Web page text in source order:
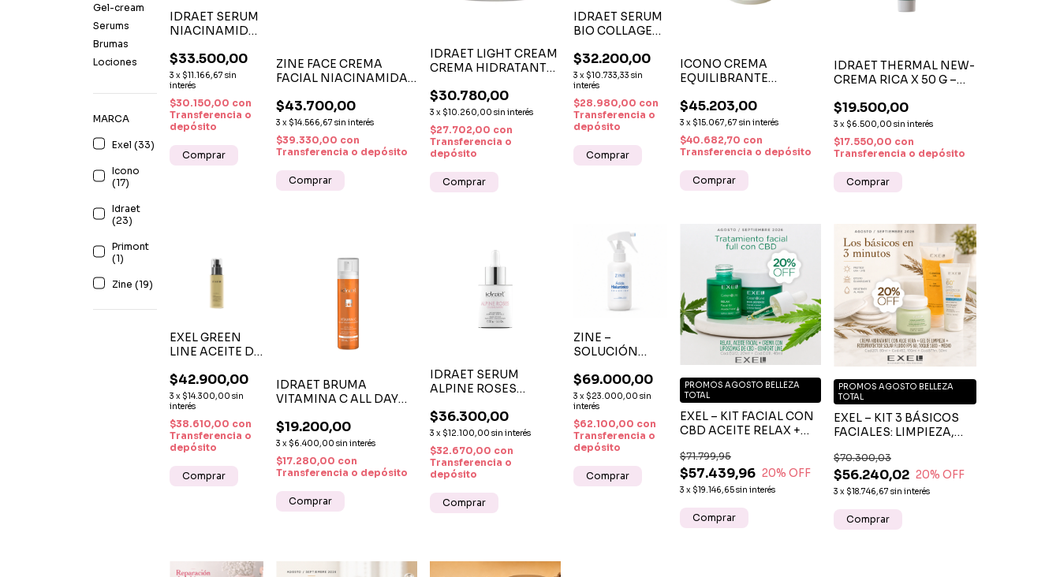
Gel-cream
Serums
Brumas
Lociones
MARCA
Exel (33)
Icono
(17)
Idraet
(23)
Primont
(1)
Zine (19)
IDRAET SERUM
NIACINAMIDA
- CONTROL,
LUMINOSIDAD
Y REPARACIÓN
$33.500,00
3 x $11.166,67 sin
interés
$30.150,00 con
Transferencia o
depósito
ZINE FACE CREMA
FACIAL NIACINAMIDA
CUIDADO
ANTIOXIDANTE Y
UNIFICADOR DEL TONO
$43.700,00
3 x $14.566,67 sin interés
$39.330,00 con
Transferencia o depósito
IDRAET LIGHT CREAM
CREMA HIDRATANTE
$30.780,00
3 x $10.260,00 sin interés
$27.702,00 con
Transferencia o
depósito
IDRAET SERUM
BIO COLLAGEN
FIRMEZA,
HIDRATACIÓN
Y JUVENTUD
PARA TU PIEL
$32.200,00
3 x $10.733,33 sin
interés
$28.980,00 con
Transferencia o
depósito
ICONO CREMA
EQUILIBRANTE
CERAMIDAS ÁCIDO
LÁCTICO UREA X 250 G
$45.203,00
3 x $15.067,67 sin interés
$40.682,70 con
Transferencia o depósito
IDRAET THERMAL NEW-
CREMA RICA X 50 G –
HIDRATANTE Y
CALMANTE PARA
PIELES SENSIBLES
$19.500,00
3 x $6.500,00 sin interés
$17.550,00 con
Transferencia o depósito
EXEL GREEN
LINE ACEITE DE
FACIAL X 100
ML – LIMPIEZA
NATURAL,
SUAVE E
HIDRATANTE
$42.900,00
3 x $14.300,00 sin
interés
$38.610,00 con
Transferencia o
depósito
IDRAET BRUMA
VITAMINA C ALL DAY
100 ML - HIDRATACIÓN
Y LUMINOSIDAD
INSTANTÁNEA
$19.200,00
3 x $6.400,00 sin interés
$17.280,00 con
Transferencia o depósito
IDRAET SERUM
ALPINE ROSES
HIDRATANTE
ANTIAGE FACIAL X 50
ML
$36.300,00
3 x $12.100,00 sin interés
$32.670,00 con
Transferencia o
depósito
ZINE –
SOLUCIÓN
HIALURÓNICO
200 ML
HIDRATANTE
FACIAL
$69.000,00
3 x $23.000,00 sin
interés
$62.100,00 con
Transferencia o
depósito
EXEL – KIT FACIAL CON
CBD ACEITE RELAX +
$57.439,96
$71.799,95
20% OFF
3 x $19.146,65sin interés
PROMOS AGOSTO BELLEZA
TOTAL
EXEL – KIT 3 BÁSICOS
FACIALES: LIMPIEZA,
PROTECCIÓN SOLAR
FPS 60
$56.240,02
$70.300,03
20% OFF
3 x $18.746,67 sin interés
PROMOS AGOSTO BELLEZA
TOTAL